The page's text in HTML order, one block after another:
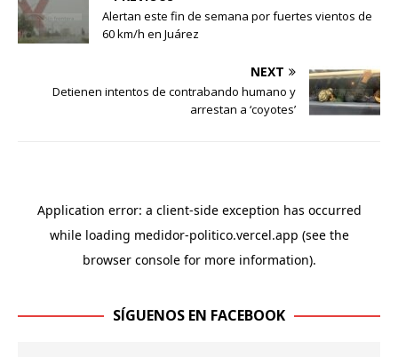
Alertan este fin de semana por fuertes vientos de
60 km/h en Juárez
NEXT
Detienen intentos de contrabando humano y
arrestan a ‘coyotes’
SÍGUENOS EN FACEBOOK